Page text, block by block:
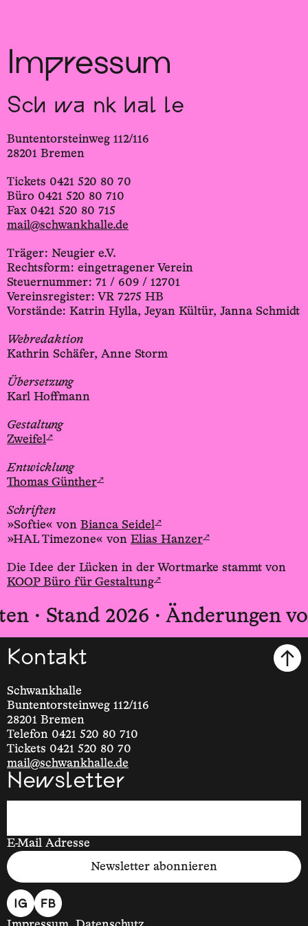
Impressum
Sch wa nk hal le
Buntentorsteinweg 112/116
28201 Bremen
Tickets 0421 520 80 70
Büro 0421 520 80 710
Fax 0421 520 80 715
mail@schwankhalle.de
Träger: Neugier e.V.
Rechtsform: eingetragener Verein
Steuernummer: 71 / 609 / 12701
Vereinsregister: VR 7275 HB
Vorstände: Katrin Hylla, Jeyan Kültür, Janna Schmidt
Webredaktion
Kathrin Schäfer, Anne Storm
Übersetzung
Karl Hoffmann
Gestaltung
Zweifel↗
Entwicklung
Thomas Günther↗
Schriften
»Softie« von Bianca Seidel↗
»HAL Timezone« von Elias Hanzer↗
Die Idee der Lücken in der Wortmarke stammt von
KOOP Büro für Gestaltung↗
· Stand 2026 · Änderungen
Kontakt
Schwankhalle
Buntentorsteinweg 112/116
28201 Bremen
Telefon 0421 520 80 710
Tickets 0421 520 80 70
mail@schwankhalle.de
Newsletter
E-Mail Adresse
Newsletter abonnieren